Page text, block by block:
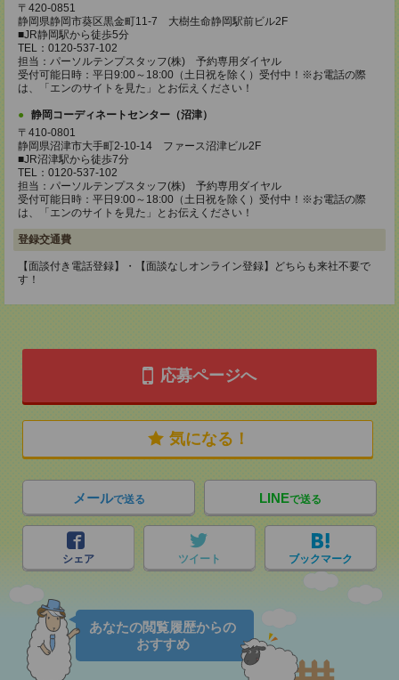
〒420-0851
静岡県静岡市葵区黒金町11-7 大樹生命静岡駅前ビル2F
■JR静岡駅から徒歩5分
TEL：0120-537-102
担当：パーソルテンプスタッフ(株) 予約専用ダイヤル
受付可能日時：平日9:00～18:00（土日祝を除く）受付中！※お電話の際
は、「エンのサイトを見た」とお伝えください！
静岡コーディネートセンター（沼津）
〒410-0801
静岡県沼津市大手町2-10-14 ファース沼津ビル2F
■JR沼津駅から徒歩7分
TEL：0120-537-102
担当：パーソルテンプスタッフ(株) 予約専用ダイヤル
受付可能日時：平日9:00～18:00（土日祝を除く）受付中！※お電話の際
は、「エンのサイトを見た」とお伝えください！
登録交通費
【面談付き電話登録】・【面談なしオンライン登録】どちらも来社不要で
す！
応募ページへ
気になる！
メールで送る LINEで送る
シェア ツイート ブックマーク
あなたの閲覧履歴からの
おすすめ